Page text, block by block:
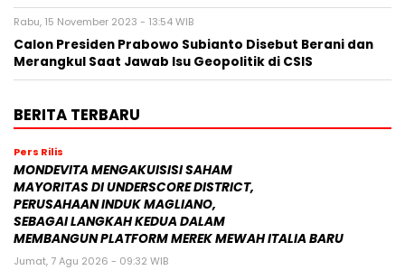
Rabu, 15 November 2023 - 13:54 WIB
Calon Presiden Prabowo Subianto Disebut Berani dan
Merangkul Saat Jawab Isu Geopolitik di CSIS
BERITA TERBARU
Pers Rilis
MONDEVITA MENGAKUISISI SAHAM
MAYORITAS DI UNDERSCORE DISTRICT,
PERUSAHAAN INDUK MAGLIANO,
SEBAGAI LANGKAH KEDUA DALAM
MEMBANGUN PLATFORM MEREK MEWAH ITALIA BARU
Jumat, 7 Agu 2026 - 09:32 WIB